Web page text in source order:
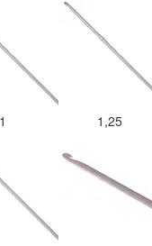
1 1,25